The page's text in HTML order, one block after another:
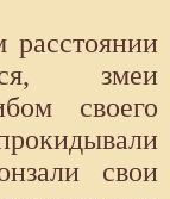
расстоянии
змеи
своего
свои